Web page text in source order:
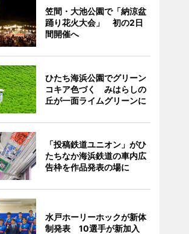
笠間・大池公園で「納涼盆
踊り花火大会」 初の2日
間開催へ
ひたち海浜公園でグリーン
コキア色づく みはらしの
丘が一面ライムグリーンに
「投稿鉄道ユニオン」がひ
たちなか海浜鉄道の車内広
告枠を作品発表の場に
水戸ホーリーホックが新体
制発表 10選手が新加入